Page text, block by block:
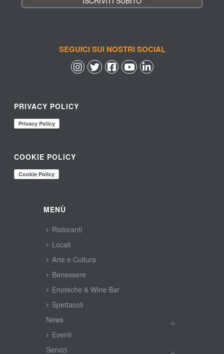
SEGUICI SUI NOSTRI SOCIAL
PRIVACY POLICY
COOKIE POLICY
MENÙ
Ristoranti
Locali
Arte e Cultura
Benessere
Enoteche & Wine Bar
Spettacoli
New
Eventi
Servizi